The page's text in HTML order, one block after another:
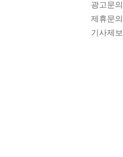
광고문의
제휴문의
기사제보